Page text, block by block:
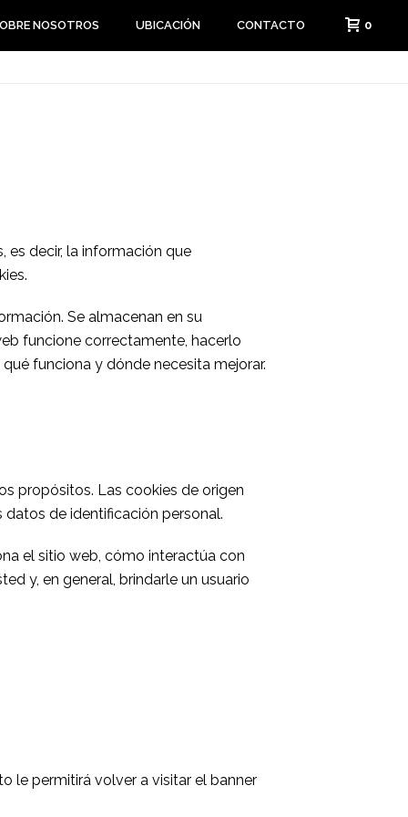
NOSOTROS UBICACIÓN CONTACTO 0
es decir, la información que
Se almacenan en su
funcione correctamente, hacerlo
funciona y dónde necesita mejorar.
propósitos. Las cookies de origen
de identificación personal.
el sitio web, cómo interactúa con
y, en general, brindarle un usuario
le permitirá volver a visitar el banner